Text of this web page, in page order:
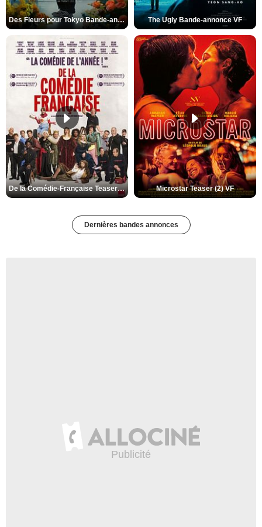
Des Fleurs pour Tokyo Bande-annonce VO STFR The Ugly Bande-annonce VF
De la Comédie-Française Teaser (3) VF Microstar Teaser (2) VF
Dernières bandes annonces